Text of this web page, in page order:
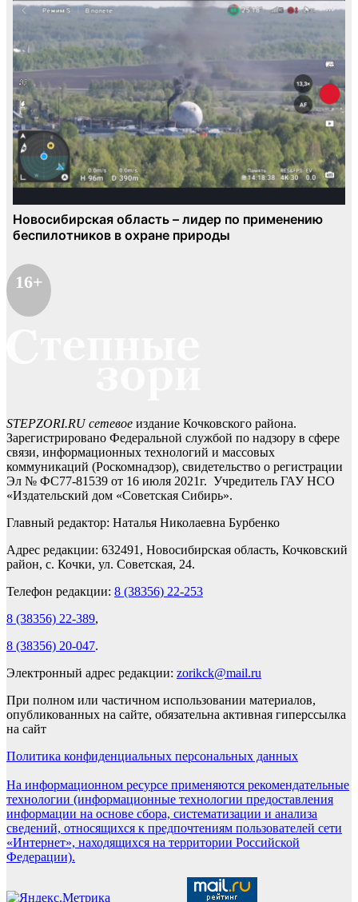
16+
STEPZORI.RU сетевое издание Кочковского района.
Зарегистрировано Федеральной службой по надзору в сфере
связи, информационных технологий и массовых
коммуникаций (Роскомнадзор), свидетельство о регистрации
Эл № ФС77-81539 от 16 июля 2021г. Учредитель ГАУ НСО
«Издательский дом «Советская Сибирь».
Главный редактор: Наталья Николаевна Бурбенко
Адрес редакции: 632491, Новосибирская область, Кочковский
район, с. Кочки, ул. Советская, 24.
Телефон редакции: 8 (38356) 22-253
8 (38356) 22-389,
8 (38356) 20-047.
Электронный адрес редакции: zorikck@mail.ru
При полном или частичном использовании материалов,
опубликованных на сайте, обязательна активная гиперссылка
на сайт
Политика конфиденциальных персональных данных
На информационном ресурсе применяются рекомендательные
технологии (информационные технологии предоставления
информации на основе сбора, систематизации и анализа
сведений, относящихся к предпочтениям пользователей сети
«Интернет», находящихся на территории Российской
Федерации).